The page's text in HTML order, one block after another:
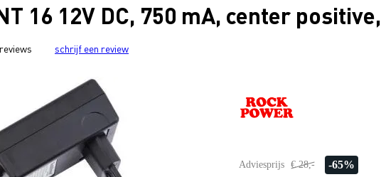
16 12V DC, 750 mA, center
schrijf een review
Adviesprijs € 28,- -65%